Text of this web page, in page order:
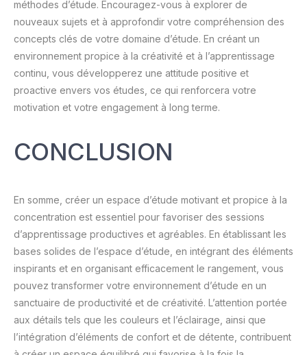
méthodes d’étude. Encouragez-vous à explorer de
nouveaux sujets et à approfondir votre compréhension des
concepts clés de votre domaine d’étude. En créant un
environnement propice à la créativité et à l’apprentissage
continu, vous développerez une attitude positive et
proactive envers vos études, ce qui renforcera votre
motivation et votre engagement à long terme.
CONCLUSION
En somme, créer un espace d’étude motivant et propice à la
concentration est essentiel pour favoriser des sessions
d’apprentissage productives et agréables. En établissant les
bases solides de l’espace d’étude, en intégrant des éléments
inspirants et en organisant efficacement le rangement, vous
pouvez transformer votre environnement d’étude en un
sanctuaire de productivité et de créativité. L’attention portée
aux détails tels que les couleurs et l’éclairage, ainsi que
l’intégration d’éléments de confort et de détente, contribuent